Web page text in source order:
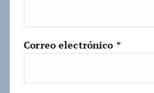
Correo electrónico *